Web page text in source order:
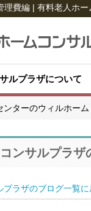
費編 | 有料老人ホ
ルプラザについて
ターのウィルホーム
ンサルプラザ
プラザのブログ一覧に